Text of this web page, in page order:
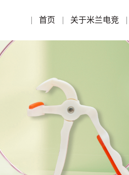
首页 关于米兰电竞